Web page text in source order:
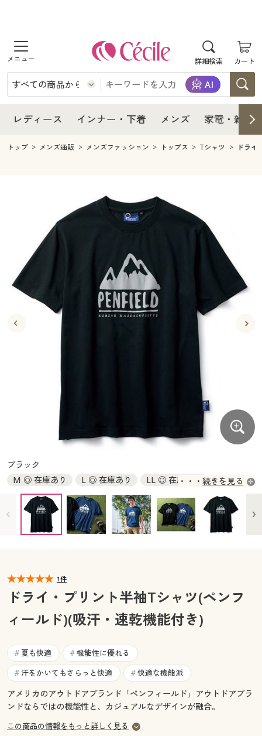
詳細検索 カート
商品を探す
レディース
レディースファッション
インナー・下着
インナー・下着通販すべて
ジュニア・ティーンズ下着
メンズ
メンズファッション
メンズ下着
家電・雑貨すべて
キッチン・雑貨・日用品
寝具・インテリア・家具
寝具・インテリア・家具通販すべて
家具・収納
寝具・ベッド
カーテン・ラグ・ファブリック
美容・健康
美容・健康通販すべて
美容・健康・サプリメント
制服・スクール
制服・スクールすべて
制服・学生服
ジュニア・ティーンズ下着
大きいサイズ
大きいサイズ通販すべて
大きいサイズ レディース服
大きいサイズ レディース下着
大きいサイズ メンズ
大きいサイズ 事務・制服
バーゲンセール
シークレットセール
商品カテゴリ一覧
カタログ・チラシからのご注文
デジタルカタログ
カタログ無料プレゼント
マイページ
閲覧履歴
お気に入り
サポート
ご利用ガイド
レディース インナー・下着 メンズ 家電・雑貨
レディース
レディース通販すべて
レディースファッション
インナー・下着
インナー・下着通販すべて
ジュニア・ティーンズ下着
メンズ
キッチン・雑貨・日用品
寝具・インテリア・家具通販すべて
家具・収納
寝具・ベッド
カーテン・ラグ・ファブリック
美容・健康通販すべて
美容・健康・サプリメント
制服・スクール
制服・スクールすべて
制服・学生服
ジュニア・ティーンズ下着
大きいサイズ
大きいサイズ通販すべて
大きいサイズ レディース服
大きいサイズ メンズ
バーゲン
バーゲンセール
カタログ・チラシからのご注文
カタログ無料プレゼント
会員メニュー
閲覧履歴
お気に入り
ご利用ガイド
よくある質問とお問い合わせ
トップ メンズ通販 メンズファッション トップス Tシャツ ドライ
ブラック
M ◎ 在庫あり
L ◎ 在庫あり
LL ◎ 在庫あり
3L ◎ 在庫あり
5L ◎ 在庫あり
続きを見る
1件
ドライ・プリント半袖Tシャツ(ペンフ
ィールド)(吸汗・速乾機能付き)
# 夏も快適 # 機能性に優れる
# 汗をかいてもさらっと快適 # 快適な機能派
アメリカのアウトドアブランド「ペンフィールド」アウトドアブラ
ンドならではの機能性と、カジュアルなデザインが融合。
この商品の情報をもっと詳しく見る